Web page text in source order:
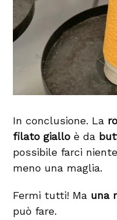
In conclusione. La
filato giallo è da
possibile farci
meno una maglia.
Fermi tutti! Ma una
può fare.